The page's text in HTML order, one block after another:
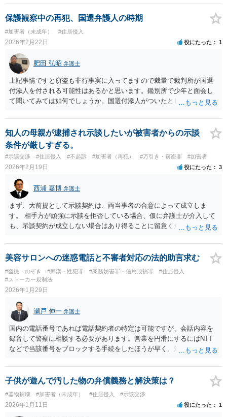
留指紋の採取やシフトの確認・・・とやることが多岐にわたります。
保護観察中の再犯、国選弁護人の時期
#加害者（未成年） #住居侵入
2026年2月22日 役にたった 1
肥田 弘昭 弁護士
上記事情ですと窃盗も非行事実に入ってますので裁量で裁判所が国選
付添人を付される可能性はあるかと思います。鑑別所で少年と面会し
て聞いてみては如何でしょうか。国選付添人がついたとしても必ずし
官などに聞いてみるのも良いかと思います。保護観察中ですので私の
付添人経験からすると少年院送致の可能性が高いかと思います。ご参
考にしてください。
知人の母親が逮捕され示談したいが被害者からの示談
条件が厳しすぎる。
#示談交渉 #住居侵入 #不起訴 #加害者（再犯） #万引き・窃盗罪 #加害者
2026年2月19日 役にたった 3
西浦 嘉博 弁護士
まず、大前提として示談契約は、両当事者の合意によって成立しま
す。 相手方が頑強に示談を拒否している場合、仮に弁護士が介入して
も、示談契約が成立しない場合はあり得ることに留意ください。 被疑
身柄拘束が勾留に移行した場合は、国選弁護人を選任することが可能
となります。 弁護人が選任された場合、その先生と詳細に協議いただ
き、相手方が納得されるような示談条件を検討いただいた上で、交渉
に臨まれるのが良いでしょう。 上記、ご参考ください。
美容サロンへの迷惑電話と不審者対応の法的助言求む
#盗撮・のぞき #痴漢・性犯罪 #業務妨害罪・信用毀損罪
#住居侵入
#ストーカー規制法
2026年1月29日
瀬戸 伸一 弁護士
国内の電話番号であれば電話契約者の特定は可能ですが、会話内容を
録音して警察に相談する必要があります。営業を円滑にするにはNTT
などで当該番号をブロックする手続をしたほうが早く、対応が難しい
限りでは犯罪として立件しにくいということでしょう。いずれにして
も、警察とよく相談してください。
子供が遊んで汚した物の弁償義務と解決策は？
#器物損壊 #加害者（未成年） #住居侵入 #示談交渉
2026年1月11日 役にたった 1